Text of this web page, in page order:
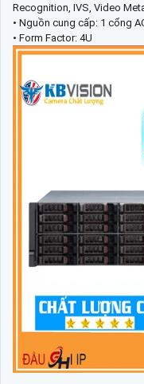
Recognition, IVS, Video
• Nguồn cung cấp: 1 cổng
• Form Factor: 4U